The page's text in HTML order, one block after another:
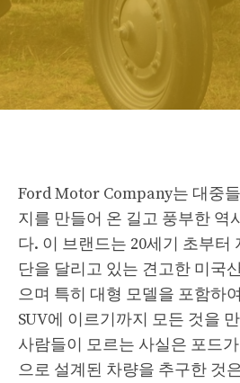
Ford Motor Company는 대중
지를 만들어 온 길고 풍부한 역
다. 이 브랜드는 20세기 초부터
단을 달리고 있는 견고한 미국
으며 특히 대형 모델을 포함하
SUV에 이르기까지 모든 것을
사람들이 모르는 사실은 포드
으로 설계된 차량을 추구한 것